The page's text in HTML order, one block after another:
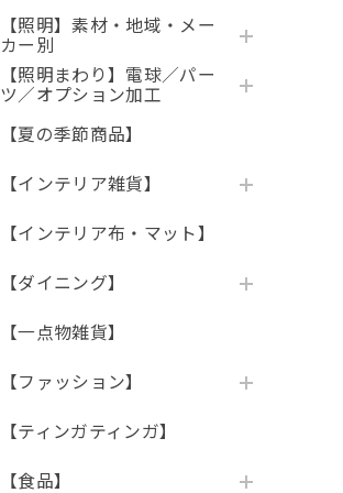
【照明】素材・地域・メー
カー別
【照明まわり】電球／パー
ツ／オプション加工
【夏の季節商品】
【インテリア雑貨】
【インテリア布・マット】
【ダイニング】
【一点物雑貨】
【ファッション】
【ティンガティンガ】
【食品】